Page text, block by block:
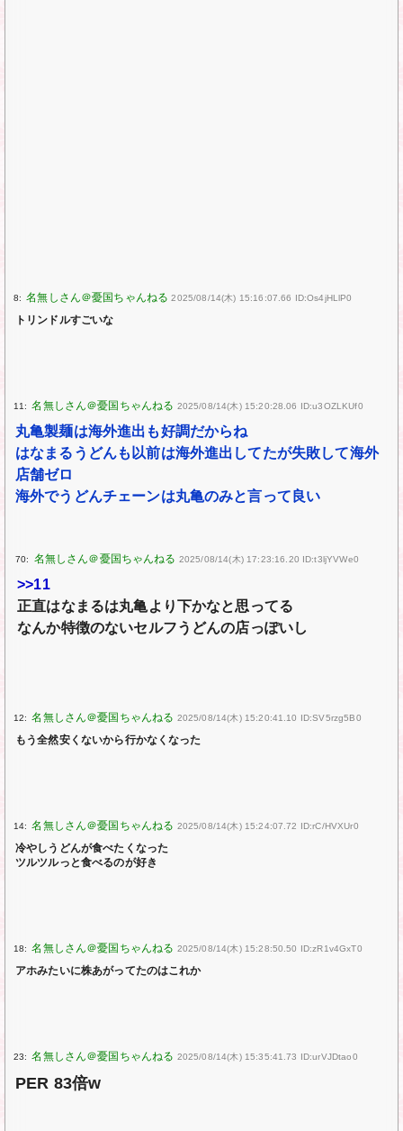
8: 2025/08/14(木) 15:16:07.66 ID:Os4jHLlP0
トリンドルすごいな
11: 2025/08/14(木) 15:20:28.06 ID:u3OZLKUf0
丸亀製麺は海外進出も好調だからね
はなまるうどんも以前は海外進出してたが失敗して海外
店舗ゼロ
海外でうどんチェーンは丸亀のみと言って良い
70: 2025/08/14(木) 17:23:16.20 ID:t3ljYVWe0
>>11
正直はなまるは丸亀より下かなと思ってる
なんか特徴のないセルフうどんの店っぽいし
12: 2025/08/14(木) 15:20:41.10 ID:SV5rzg5B0
もう全然安くないから行かなくなった
14: 2025/08/14(木) 15:24:07.72 ID:rC/HVXUr0
冷やしうどんが食べたくなった
ツルツルっと食べるのが好き
18: 2025/08/14(木) 15:28:50.50 ID:zR1v4GxT0
アホみたいに株あがってたのはこれか
23: 2025/08/14(木) 15:35:41.73 ID:urVJDtao0
PER 83倍w